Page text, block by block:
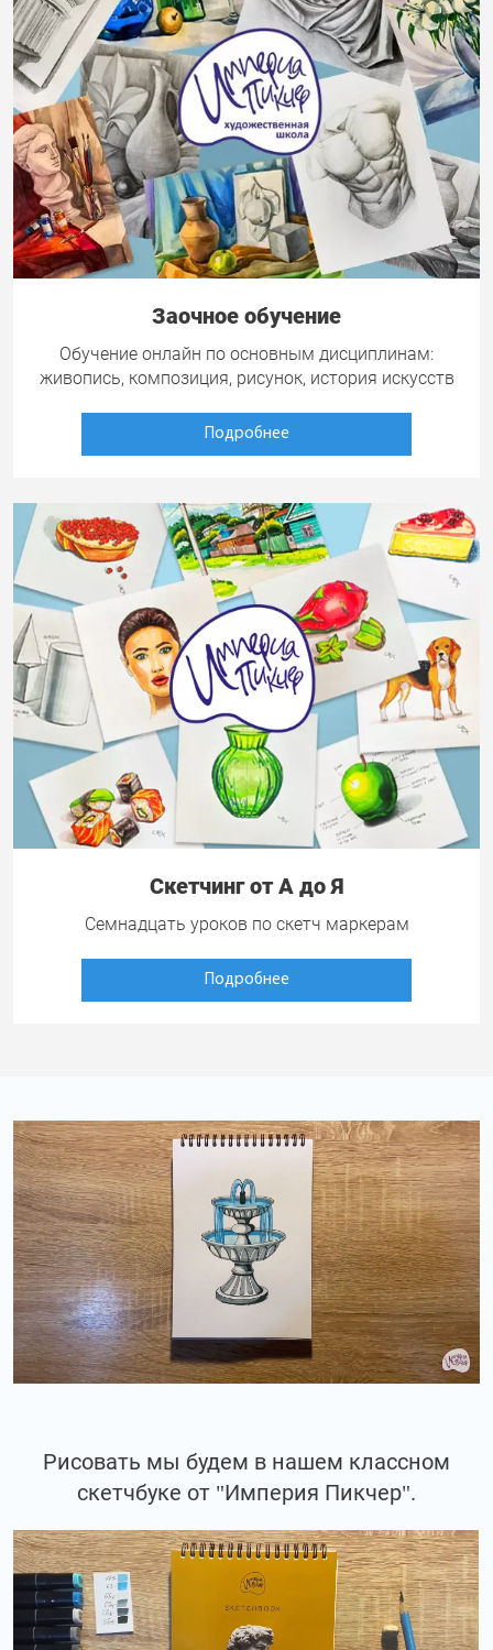
Заочное обучение
Обучение онлайн по основным дисциплинам:
живопись, композиция, рисунок, история искусств
Подробнее
Скетчинг от А до Я
Семнадцать уроков по скетч маркерам
Подробнее
Рисовать мы будем в нашем классном
скетчбуке от "Империя Пикчер".